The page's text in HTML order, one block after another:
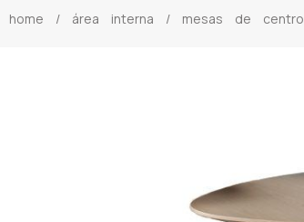
home / área interna / mesas de centro